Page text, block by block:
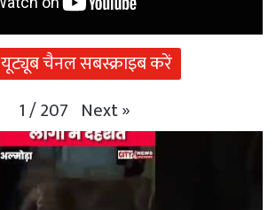
यूट्यूब चैनल सबस्क्राइब करें
1/207 Next»